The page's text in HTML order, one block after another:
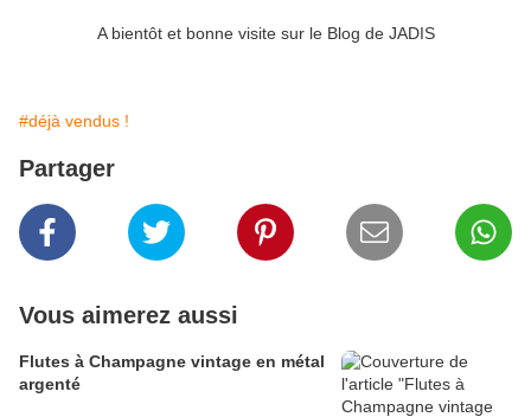
A bientôt et bonne visite sur le Blog de JADIS
#déjà vendus !
Partager
Vous aimerez aussi
Flutes à Champagne vintage en métal
argenté